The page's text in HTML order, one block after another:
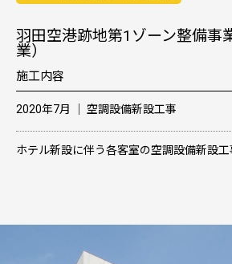
羽田空港跡地第1ゾーン整備事
業）
施工内容
2020年7月 │ 空調設備新設工事
ホテル新設に伴う各客室の空調設備新設工